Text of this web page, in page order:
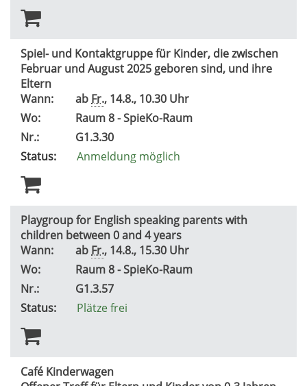
Spiel- und Kontaktgruppe für Kinder, die zwischen
Februar und August 2025 geboren sind, und ihre
Eltern
Wann:
ab Fr., 14.8., 10.30 Uhr
Wo:
Raum 8 - SpieKo-Raum
Nr.:
G1.3.30
Status:
Anmeldung möglich
Playgroup for English speaking parents with
children between 0 and 4 years
Wann:
ab Fr., 14.8., 15.30 Uhr
Wo:
Raum 8 - SpieKo-Raum
Nr.:
G1.3.57
Status:
Plätze frei
Café Kinderwagen